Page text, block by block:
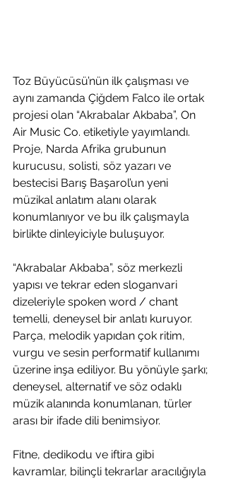
Toz Büyücüsü’nün ilk çalışması ve
aynı zamanda Çiğdem Falco ile ortak
projesi olan “Akrabalar Akbaba”, On
Air Music Co. etiketiyle yayımlandı.
Proje, Narda Afrika grubunun
kurucusu, solisti, söz yazarı ve
bestecisi Barış Başarol’un yeni
müzikal anlatım alanı olarak
konumlanıyor ve bu ilk çalışmayla
birlikte dinleyiciyle buluşuyor.
“Akrabalar Akbaba”, söz merkezli
yapısı ve tekrar eden sloganvari
dizeleriyle spoken word / chant
temelli, deneysel bir anlatı kuruyor.
Parça, melodik yapıdan çok ritim,
vurgu ve sesin performatif kullanımı
üzerine inşa ediliyor. Bu yönüyle şarkı;
deneysel, alternatif ve söz odaklı
müzik alanında konumlanan, türler
arası bir ifade dili benimsiyor.
Fitne, dedikodu ve iftira gibi
kavramlar, bilinçli tekrarlar aracılığıyla